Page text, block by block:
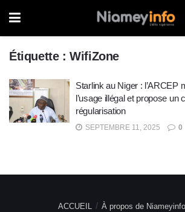
Étiquette :WifiZone
Starlink au Niger : l’ARCEP
l’usage illégal et propose un
régularisation
SEPTEMBRE 11, 2025 0
ACCUEIL
À propos de